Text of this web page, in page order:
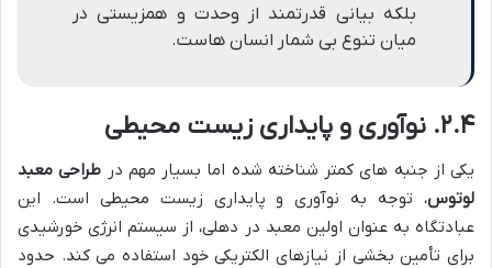
بلکه بیانی قدرتمند از وحدت و همزیستی در
میان تنوع بی شمار انسان هاست.
۲.۴. نوآوری و پایداری زیست محیطی
یکی از جنبه های کمتر شناخته شده اما بسیار مهم در طراحی معبد
لوتوس، توجه به نوآوری و پایداری زیست محیطی است. این
عبادتگاه به عنوان اولین معبد در دهلی، از سیستم انرژی خورشیدی
برای تأمین بخشی از نیازهای الکتریکی خود استفاده می کند. حدود